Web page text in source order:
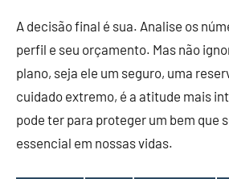
A decisão final é sua. Analise os
perfil e seu orçamento. Mas não
plano, seja ele um seguro, uma
cuidado extremo, é a atitude mais
pode ter para proteger um bem que
essencial em nossas vidas.